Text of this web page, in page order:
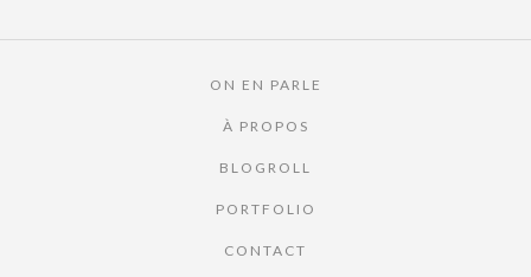
ON EN PARLE
À PROPOS
BLOGROLL
PORTFOLIO
CONTACT